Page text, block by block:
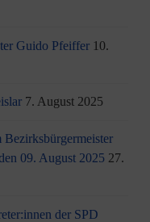
Guido Pfeiffer 10.
7. August 2025
09. August 2025 27.
der SPD